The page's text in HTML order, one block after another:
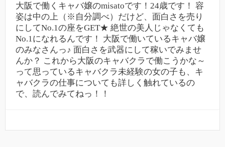
大阪で働くキャバ嬢のmisatoです！24歳です！ 容
姿は中の上（※自分調べ）だけど、面白さを売り
にしてNo.1の座をGET★ 絶世の美人じゃなくても
No.1になれるんです！ 大阪で働いているキャバ嬢
のみなさんっ♪ 面白さを武器にして稼いでみませ
んか？ これから大阪のキャバクラで働こうかな～
って思っているキャバクラ未経験の女の子も、キ
ャバクラの仕事についても詳しく触れているの
で、読んでみてねっ！！